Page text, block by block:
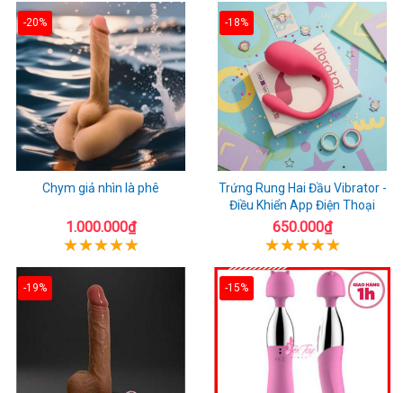
-20%
Chym giả nhìn là phê
1.000.000₫
-18%
Trứng Rung Hai Đầu Vibrator -
Điều Khiển App Điện Thoại
650.000₫
-19% -15%